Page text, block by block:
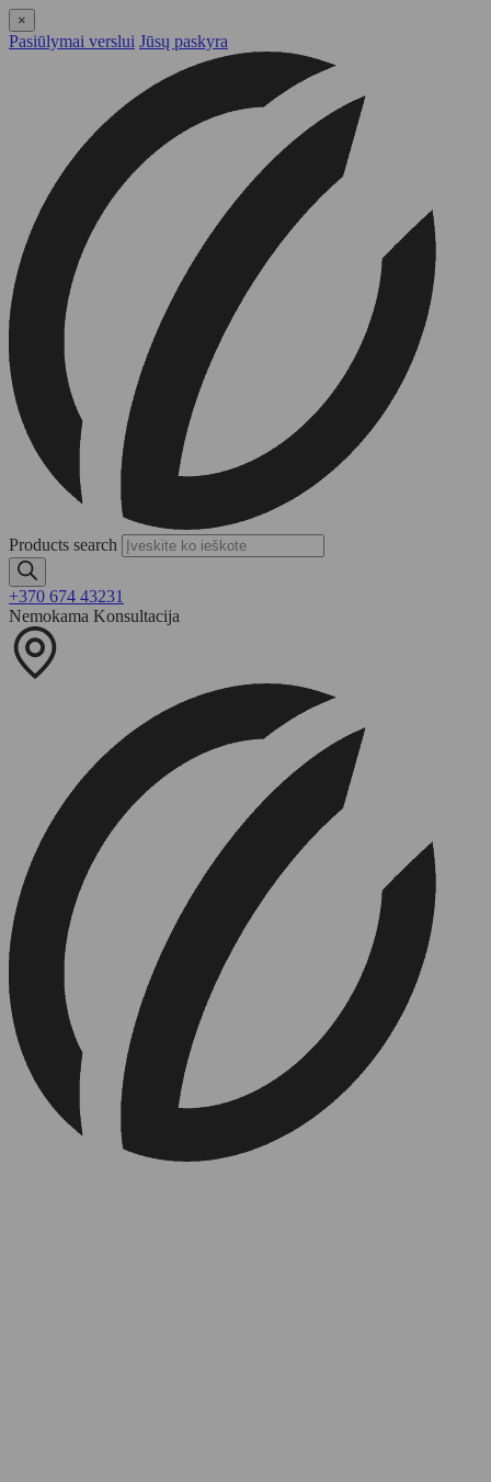
×
Pasiūlymai verslui Jūsų paskyra
Products search
+370 674 43231
Nemokama Konsultacija